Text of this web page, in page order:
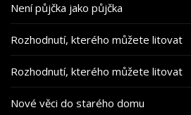
Není půjčka jako půjčka
Rozhodnutí, kterého můžete litovat
Rozhodnutí, kterého můžete litovat
Nové věci do starého domu